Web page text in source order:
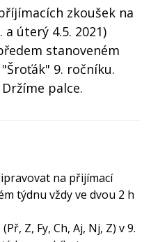
zkoušek na
úterý 4.5. 2021)
stanoveném
9. ročníku.
palce.
na přijímací
týdnu vždy ve dvou 2 h
Z, Fy, Ch, Aj, Nj, Z) v 9.